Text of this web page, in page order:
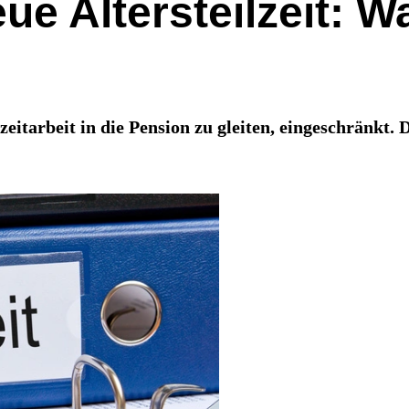
Altersteilzeit:
in die Pension zu gleiten, eingeschränkt.